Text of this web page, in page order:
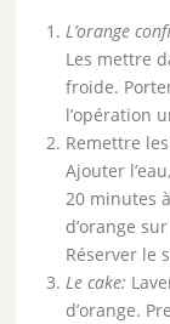
L’orange
Les mettre
froide.
l’opération
Remettre
Ajouter
20 minutes
d’orange
Réserver le
Le cake:
d’orange.